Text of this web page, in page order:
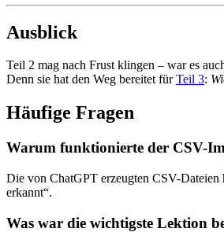
Ausblick
Teil 2 mag nach Frust klingen – war es
Denn sie hat den Weg bereitet fürTeil 3:
Häufige Fragen
Warum funktionierte der CSV-
Die von ChatGPT erzeugten CSV-Dateien
erkannt“.
Was war die wichtigste Lektion